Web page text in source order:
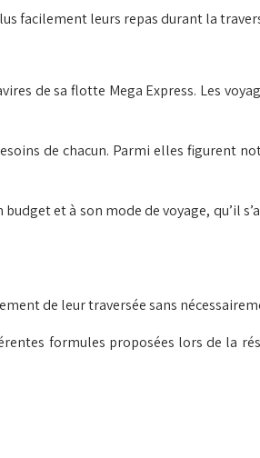
facilement leurs repas durant la
de sa flotte Mega Express. Les
de chacun. Parmi elles figurent
et à son mode de voyage, qu’il
de leur traversée sans
formules proposées lors de la